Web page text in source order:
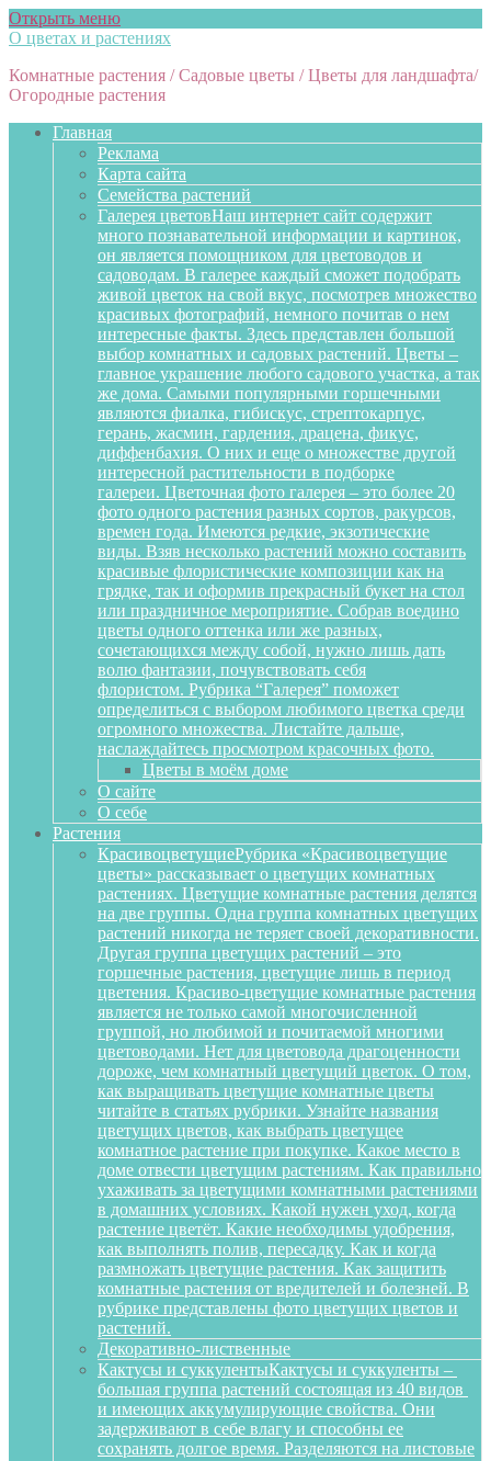
Открыть меню
О цветах и растениях
Комнатные растения / Садовые цветы / Цветы для ландшафта/
Огородные растения
Главная
Реклама
Карта сайта
Семейства растений
Галерея цветовНаш интернет сайт содержит
много познавательной информации и картинок,
он является помощником для цветоводов и
садоводам. В галерее каждый сможет подобрать
живой цветок на свой вкус, посмотрев множество
красивых фотографий, немного почитав о нем
интересные факты. Здесь представлен большой
выбор комнатных и садовых растений. Цветы –
главное украшение любого садового участка, а так
же дома. Самыми популярными горшечными
являются фиалка, гибискус, стрептокарпус,
герань, жасмин, гардения, драцена, фикус,
диффенбахия. О них и еще о множестве другой
интересной растительности в подборке
галереи. Цветочная фото галерея – это более 20
фото одного растения разных сортов, ракурсов,
времен года. Имеются редкие, экзотические
виды. Взяв несколько растений можно составить
красивые флористические композиции как на
грядке, так и оформив прекрасный букет на стол
или праздничное мероприятие. Собрав воедино
цветы одного оттенка или же разных,
сочетающихся между собой, нужно лишь дать
волю фантазии, почувствовать себя
флористом. Рубрика “Галерея” поможет
определиться с выбором любимого цветка среди
огромного множества. Листайте дальше,
наслаждайтесь просмотром красочных фото.
Цветы в моём доме
О сайте
О себе
Растения
КрасивоцветущиеРубрика «Красивоцветущие
цветы» рассказывает о цветущих комнатных
растениях. Цветущие комнатные растения делятся
на две группы. Одна группа комнатных цветущих
растений никогда не теряет своей декоративности.
Другая группа цветущих растений – это
горшечные растения, цветущие лишь в период
цветения. Красиво-цветущие комнатные растения
является не только самой многочисленной
группой, но любимой и почитаемой многими
цветоводами. Нет для цветовода драгоценности
дороже, чем комнатный цветущий цветок. О том,
как выращивать цветущие комнатные цветы
читайте в статьях рубрики. Узнайте названия
цветущих цветов, как выбрать цветущее
комнатное растение при покупке. Какое место в
доме отвести цветущим растениям. Как правильно
ухаживать за цветущими комнатными растениями
в домашних условиях. Какой нужен уход, когда
растение цветёт. Какие необходимы удобрения,
как выполнять полив, пересадку. Как и когда
размножать цветущие растения. Как защитить
комнатные растения от вредителей и болезней. В
рубрике представлены фото цветущих цветов и
растений.
Декоративно-лиственные
Кактусы и суккулентыКактусы и суккуленты –
большая группа растений состоящая из 40 видов
и имеющих аккумулирующие свойства. Они
задерживают в себе влагу и способны ее
сохранять долгое время. Разделяются на листовые